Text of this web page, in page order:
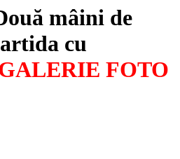
mâini de
cu
FOTO